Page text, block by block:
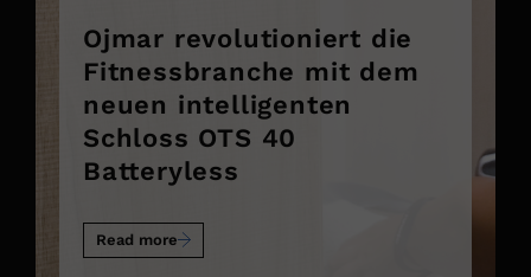
Ojmar revolutioniert die
Fitnessbranche mit dem
neuen intelligenten
Schloss OTS 40
Batteryless
Read more